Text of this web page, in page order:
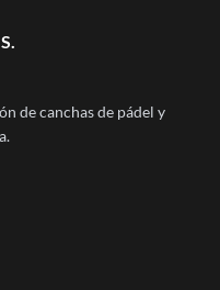
de canchas de pádel y